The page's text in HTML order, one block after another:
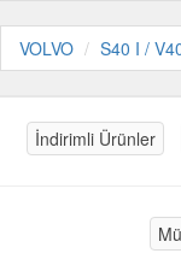
VOLVO S40 I /
İndirimli Ürünler